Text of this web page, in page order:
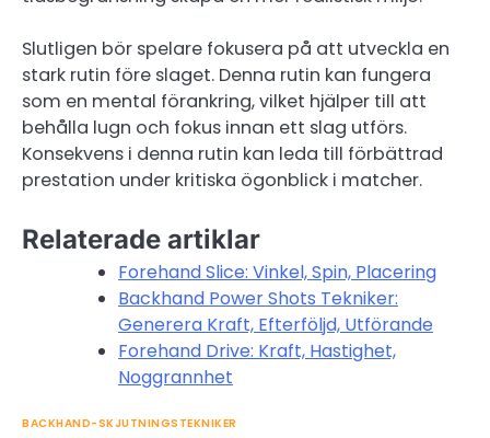
Slutligen bör spelare fokusera på att utveckla en
stark rutin före slaget. Denna rutin kan fungera
som en mental förankring, vilket hjälper till att
behålla lugn och fokus innan ett slag utförs.
Konsekvens i denna rutin kan leda till förbättrad
prestation under kritiska ögonblick i matcher.
Relaterade artiklar
Forehand Slice: Vinkel, Spin, Placering
Backhand Power Shots Tekniker:
Generera Kraft, Efterföljd, Utförande
Forehand Drive: Kraft, Hastighet,
Noggrannhet
BACKHAND-SKJUTNINGSTEKNIKER